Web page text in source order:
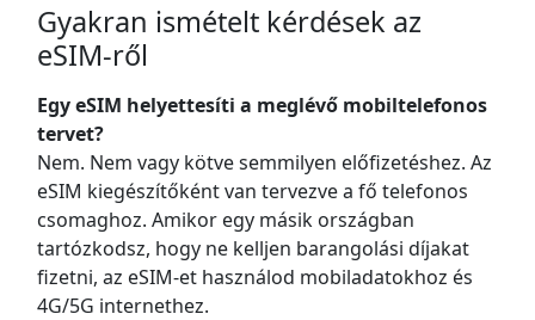
Gyakran ismételt kérdések az
eSIM-ről
Egy eSIM helyettesíti a meglévő mobiltelefonos
tervet?
Nem. Nem vagy kötve semmilyen előfizetéshez. Az
eSIM kiegészítőként van tervezve a fő telefonos
csomaghoz. Amikor egy másik országban
tartózkodsz, hogy ne kelljen barangolási díjakat
fizetni, az eSIM-et használod mobiladatokhoz és
4G/5G internethez.